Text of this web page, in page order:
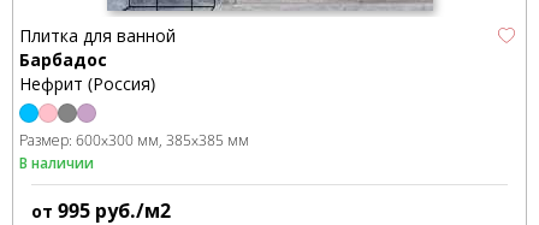
Плитка для ванной
Барбадос
Нефрит (Россия)
Размер: 600x300 мм 385x385 мм
В наличии
от 995 руб./м2